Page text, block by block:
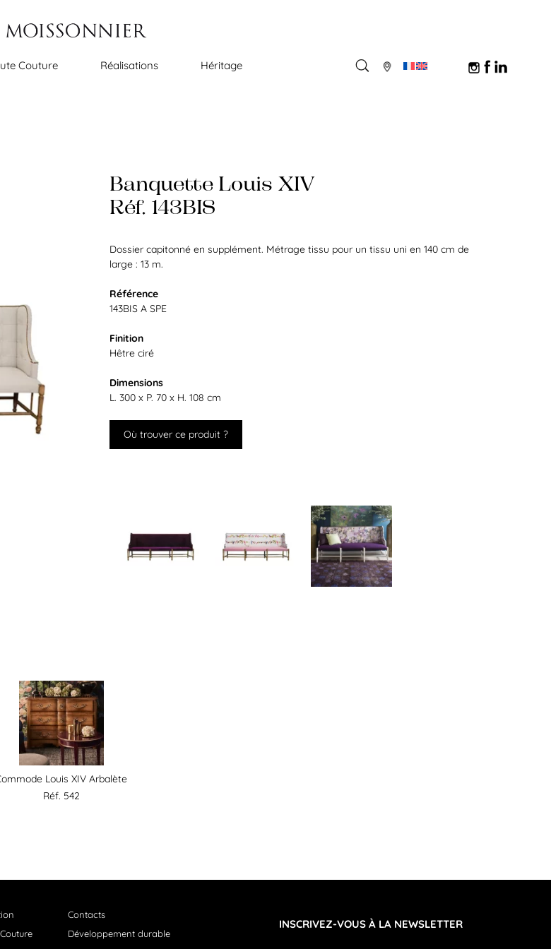
Couture Réalisations Héritage
Banquette Louis XIV
Réf. 143BIS
Dossier capitonné en supplément. Métrage tissu pour un tissu uni en 140 cm de
large : 13 m.
Référence
143BIS A SPE
Finition
Hêtre ciré
Dimensions
L. 300 x P. 70 x H. 108 cm
Où trouver ce produit ?
Louis XIV Arbalète
Réf. 542
Contacts
Développement durable
INSCRIVEZ-VOUS À LA NEWSLETTER